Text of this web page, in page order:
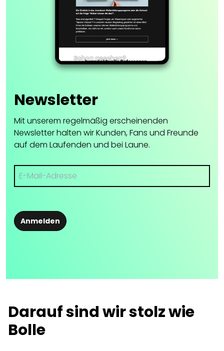
Newsletter
Mit unserem regelmäßig erscheinenden
Newsletter halten wir Kunden, Fans und Freunde
auf dem Laufenden und bei Laune.
Anmelden
Darauf sind wir stolz wie
Bolle